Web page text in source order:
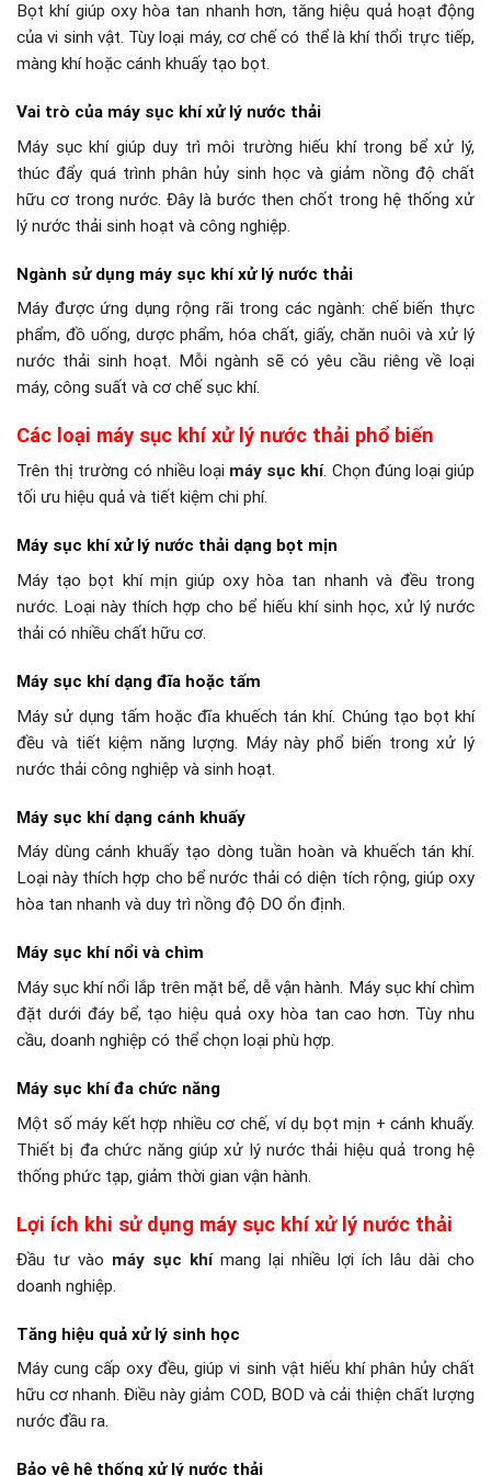
Bọt khí giúp oxy hòa tan nhanh hơn, tăng hiệu quả hoạt động
của vi sinh vật. Tùy loại máy, cơ chế có thể là khí thổi trực tiếp,
màng khí hoặc cánh khuấy tạo bọt.
Vai trò của máy sục khí xử lý nước thải
Máy sục khí giúp duy trì môi trường hiếu khí trong bể xử lý,
thúc đẩy quá trình phân hủy sinh học và giảm nồng độ chất
hữu cơ trong nước. Đây là bước then chốt trong hệ thống xử
lý nước thải sinh hoạt và công nghiệp.
Ngành sử dụng máy sục khí xử lý nước thải
Máy được ứng dụng rộng rãi trong các ngành: chế biến thực
phẩm, đồ uống, dược phẩm, hóa chất, giấy, chăn nuôi và xử lý
nước thải sinh hoạt. Mỗi ngành sẽ có yêu cầu riêng về loại
máy, công suất và cơ chế sục khí.
Các loại máy sục khí xử lý nước thải phổ biến
Trên thị trường có nhiều loại máy sục khí. Chọn đúng loại giúp
tối ưu hiệu quả và tiết kiệm chi phí.
Máy sục khí xử lý nước thải dạng bọt mịn
Máy tạo bọt khí mịn giúp oxy hòa tan nhanh và đều trong
nước. Loại này thích hợp cho bể hiếu khí sinh học, xử lý nước
thải có nhiều chất hữu cơ.
Máy sục khí dạng đĩa hoặc tấm
Máy sử dụng tấm hoặc đĩa khuếch tán khí. Chúng tạo bọt khí
đều và tiết kiệm năng lượng. Máy này phổ biến trong xử lý
nước thải công nghiệp và sinh hoạt.
Máy sục khí dạng cánh khuấy
Máy dùng cánh khuấy tạo dòng tuần hoàn và khuếch tán khí.
Loại này thích hợp cho bể nước thải có diện tích rộng, giúp oxy
hòa tan nhanh và duy trì nồng độ DO ổn định.
Máy sục khí nổi và chìm
Máy sục khí nổi lắp trên mặt bể, dễ vận hành. Máy sục khí chìm
đặt dưới đáy bể, tạo hiệu quả oxy hòa tan cao hơn. Tùy nhu
cầu, doanh nghiệp có thể chọn loại phù hợp.
Máy sục khí đa chức năng
Một số máy kết hợp nhiều cơ chế, ví dụ bọt mịn + cánh khuấy.
Thiết bị đa chức năng giúp xử lý nước thải hiệu quả trong hệ
thống phức tạp, giảm thời gian vận hành.
Lợi ích khi sử dụng máy sục khí xử lý nước thải
Đầu tư vào máy sục khímang lại nhiều lợi ích lâu dài cho
doanh nghiệp.
Tăng hiệu quả xử lý sinh học
Máy cung cấp oxy đều, giúp vi sinh vật hiếu khí phân hủy chất
hữu cơ nhanh. Điều này giảm COD, BOD và cải thiện chất lượng
nước đầu ra.
Bảo vệ hệ thống xử lý nước thải